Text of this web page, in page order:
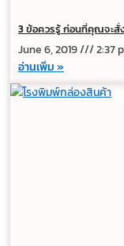
3 ข้อควรรู้ ก่อนที่คุณจะ
June 6, 2019
2:37
อ่านเพิ่ม »